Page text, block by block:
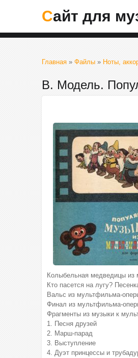
Сайт для
Главная » Файлы » Ноты,
В. Модель.
Колыбельная медведицы
Кто пасется на лугу?
Вальс из мультфильма-
Финал из мультфильма-
Фрагменты из музыки к
1. Песня друзей
2. Марш-парад
3. Выступление
4. Дуэт принцессы и